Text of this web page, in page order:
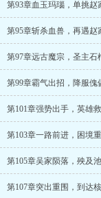
第93章血玉玛瑙，单挑赵
第95章斩杀血兽，再遇赵
第97章远古魔宗，圣主石
第99章霸气出招，降服傀
第101章强势出手，英雄救
第103章一路前进，困境重
第105章吴家陨落，殃及池
第107章突出重围，到达核